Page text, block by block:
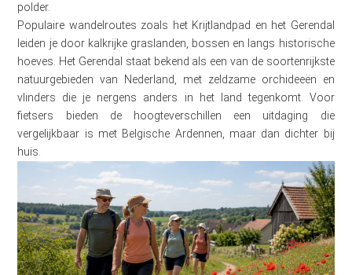
polder.
Populaire wandelroutes zoals het Krijtlandpad en het Gerendal
leiden je door kalkrijke graslanden, bossen en langs historische
hoeves. Het Gerendal staat bekend als een van de soortenrijkste
natuurgebieden van Nederland, met zeldzame orchideeën en
vlinders die je nergens anders in het land tegenkomt. Voor
fietsers bieden de hoogteverschillen een uitdaging die
vergelijkbaar is met Belgische Ardennen, maar dan dichter bij
huis.